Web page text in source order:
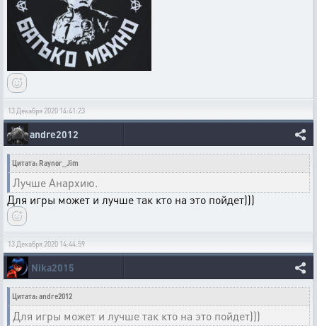
13 Декабря 2020 14:41:23
andre2012
Цитата: Raynor_Jim
Лучше Анархию.
Для игры может и лучше так кто на это пойдет)))
13 Декабря 2020 14:44:59
Nika2015
Цитата: andre2012
Для игры может и лучше так кто на это пойдет)))